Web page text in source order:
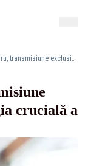
Ana Maria Păcuraru, transmisiune exclusivă din China. Strategia crucială a oficialilor chinezi
crucială a